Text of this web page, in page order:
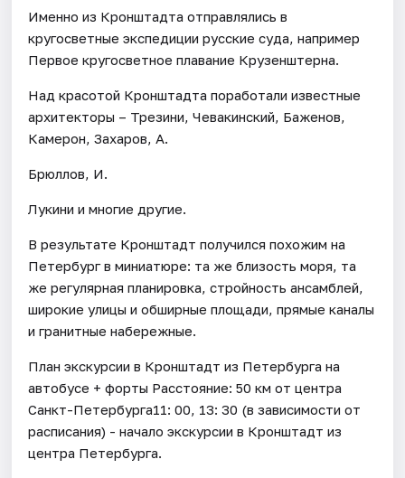
Именно из Кронштадта отправлялись в
кругосветные экспедиции русские суда, например
Первое кругосветное плавание Крузенштерна.
Над красотой Кронштадта поработали известные
архитекторы – Трезини, Чевакинский, Баженов,
Камерон, Захаров, А.
Брюллов, И.
Лукини и многие другие.
В результате Кронштадт получился похожим на
Петербург в миниатюре: та же близость моря, та
же регулярная планировка, стройность ансамблей,
широкие улицы и обширные площади, прямые каналы
и гранитные набережные.
План экскурсии в Кронштадт из Петербурга на
автобусе + форты Расстояние: 50 км от центра
Санкт-Петербурга11: 00, 13: 30 (в зависимости от
расписания) - начало экскурсии в Кронштадт из
центра Петербурга.